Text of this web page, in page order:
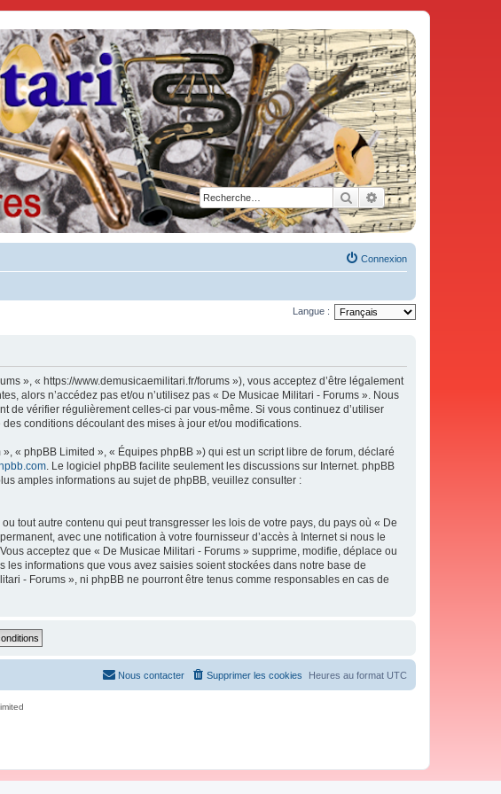
Rechercher
Recherche avancée
Connexion
Langue :
», « https://www.demusicaemilitari.fr/forums »), vous acceptez d’être légalement
alors n’accédez pas et/ou n’utilisez pas « De Musicae Militari - Forums ». Nous
de vérifier régulièrement celles-ci par vous-même. Si vous continuez d’utiliser
conditions découlant des mises à jour et/ou modifications.
« phpBB Limited », « Équipes phpBB ») qui est un script libre de forum, déclaré
. Le logiciel phpBB facilite seulement les discussions sur Internet. phpBB
amples informations au sujet de phpBB, veuillez consulter :
tout autre contenu qui peut transgresser les lois de votre pays, du pays où « De
avec une notification à votre fournisseur d’accès à Internet si nous le
acceptez que « De Musicae Militari - Forums » supprime, modifie, déplace ou
informations que vous avez saisies soient stockées dans notre base de
- Forums », ni phpBB ne pourront être tenus comme responsables en cas de
Heures au format UTC
Supprimer les cookies
Nous contacter